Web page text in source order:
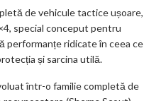
de vehicule tactice ușoare,
special conceput pentru
performanțe ridicate în ceea ce
și sarcina utilă.
într-o familie completă de